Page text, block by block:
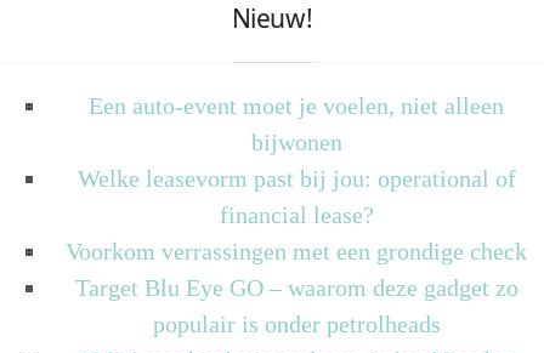
Nieuw!
Een auto-event moet je voelen, niet alleen
bijwonen
Welke leasevorm past bij jou: operational of
financial lease?
Voorkom verrassingen met een grondige check
Target Blu Eye GO – waarom deze gadget zo
populair is onder petrolheads